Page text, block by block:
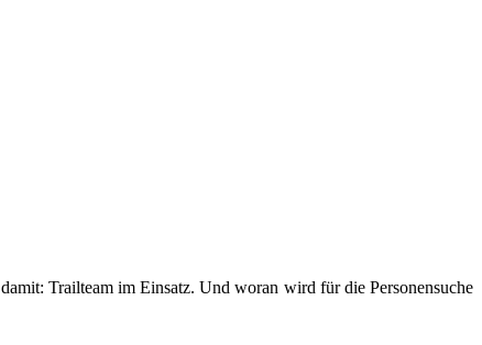
Trailteam im Einsatz. Und woran wird für die Personensuche